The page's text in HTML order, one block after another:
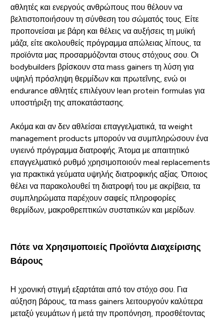
αθλητές και ενεργούς ανθρώπους που θέλουν να
βελτιστοποιήσουν τη σύνθεση του σώματός τους. Είτε
προπονείσαι με βάρη και θέλεις να αυξήσεις τη μυϊκή
μάζα, είτε ακολουθείς πρόγραμμα απώλειας λίπους, τα
προϊόντα μας προσαρμόζονται στους στόχους σου. Οι
bodybuilders βρίσκουν στα mass gainers τη λύση για
υψηλή πρόσληψη θερμίδων και πρωτεΐνης, ενώ οι
endurance αθλητές επιλέγουν lean protein formulas για
υποστήριξη της αποκατάστασης.
Ακόμα και αν δεν αθλείσαι επαγγελματικά, τα weight
management products μπορούν να συμπληρώσουν ένα
υγιεινό πρόγραμμα διατροφής. Άτομα με απαιτητικό
επαγγελματικό ρυθμό χρησιμοποιούν meal replacements
για πρακτικά γεύματα υψηλής διατροφικής αξίας. Όποιος
θέλει να παρακολουθεί τη διατροφή του με ακρίβεια, τα
συμπληρώματα παρέχουν σαφείς πληροφορίες
θερμίδων, μακροθρεπτικών συστατικών και μερίδων.
Πότε να Χρησιμοποιείς Προϊόντα Διαχείρισης
Βάρους
Η χρονική στιγμή εξαρτάται από τον στόχο σου. Για
αύξηση βάρους, τα mass gainers λειτουργούν καλύτερα
μεταξύ γευμάτων ή μετά την προπόνηση, προσθέτοντας